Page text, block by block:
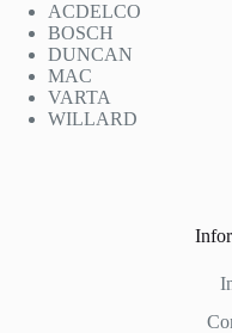
ACDELCO
BOSCH
DUNCAN
MAC
VARTA
WILLARD